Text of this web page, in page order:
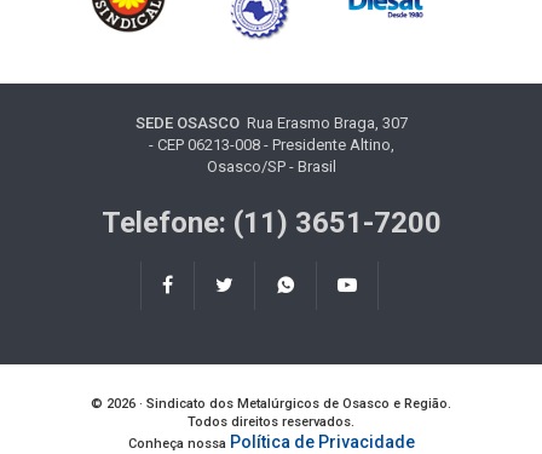
SEDE OSASCORua Erasmo Braga, 307
- CEP 06213-008 - Presidente Altino,
Osasco/SP - Brasil
Telefone: (11) 3651-7200
© 2026 · Sindicato dos Metalúrgicos de Osasco e Região.
Todos direitos reservados.
Conheça nossa Política de Privacidade